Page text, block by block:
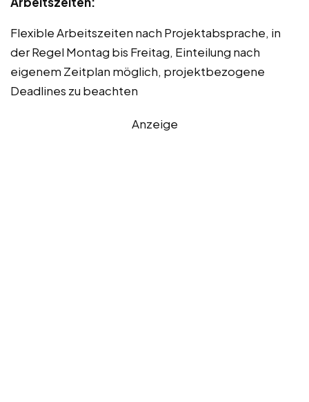
Flexible Arbeitszeiten nach Projektabsprache, in
der Regel Montag bis Freitag, Einteilung nach
eigenem Zeitplan möglich, projektbezogene
Deadlines zu beachten
Anzeige